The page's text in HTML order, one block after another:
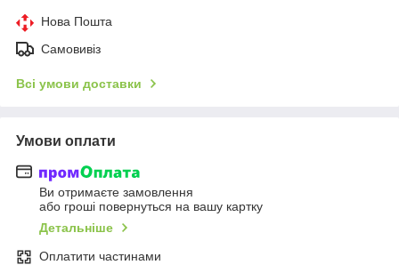
Нова Пошта
Самовивіз
Всі умови доставки
Умови оплати
Ви отримаєте замовлення
або гроші повернуться на вашу картку
Детальніше
Оплатити частинами